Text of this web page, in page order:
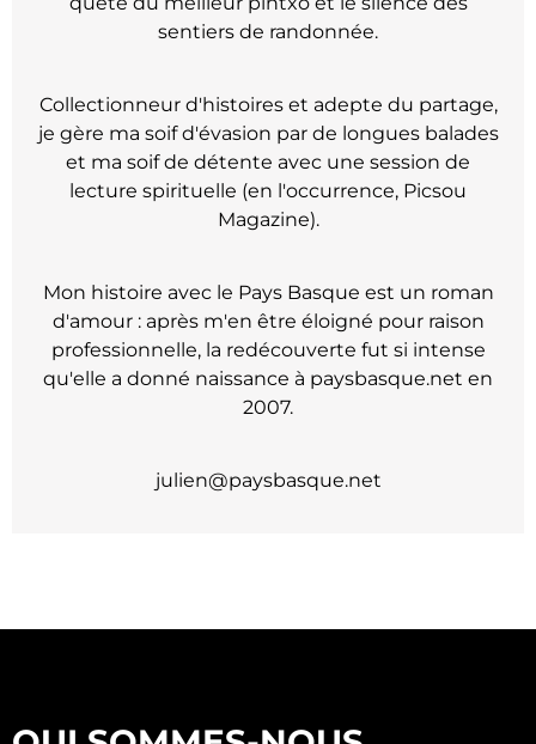
sentiers de randonnée.
Collectionneur d'histoires et adepte du partage,
je gère ma soif d'évasion par de longues balades
et ma soif de détente avec une session de
lecture spirituelle (en l'occurrence, Picsou
Magazine).
Mon histoire avec le Pays Basque est un roman
d'amour : après m'en être éloigné pour raison
professionnelle, la redécouverte fut si intense
qu'elle a donné naissance à paysbasque.net en
2007.
julien@paysbasque.net